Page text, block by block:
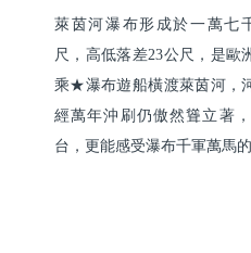
萊茵河瀑布形成於一萬七
尺，高低落差23公尺，是歐
乘★瀑布遊船橫渡萊茵河，
經萬年沖刷仍傲然聳立著
台，更能感受瀑布千軍萬馬的